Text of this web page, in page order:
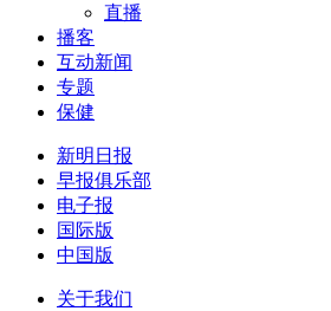
直播
播客
互动新闻
专题
保健
新明日报
早报俱乐部
电子报
国际版
中国版
关于我们